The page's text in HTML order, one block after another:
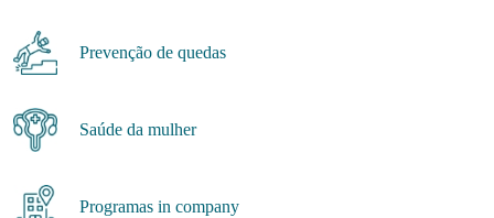
Prevenção de quedas
Saúde da mulher
Programas in company